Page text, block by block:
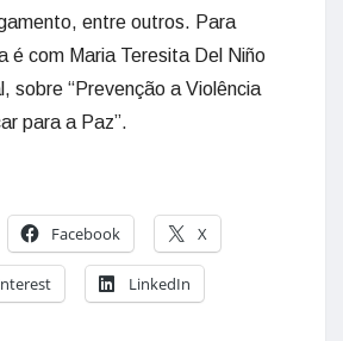
entre outros. Para
é com Maria Teresita Del Niño
sobre “Prevenção a Violência
para a Paz”.
Facebook X
LinkedIn